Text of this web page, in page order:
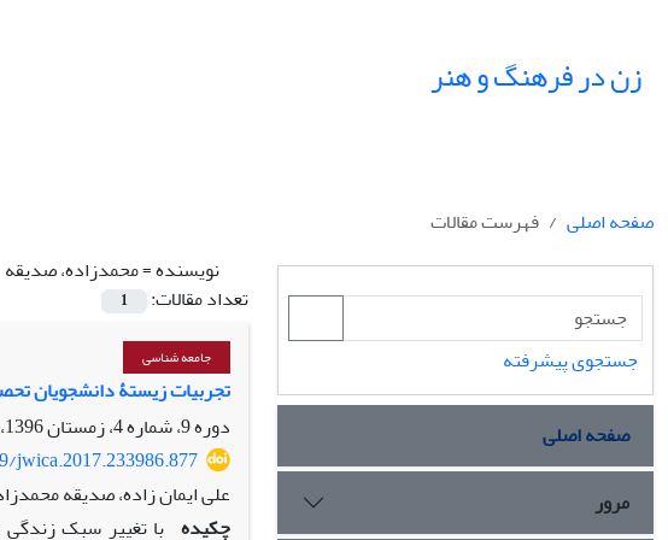
زن در فرهنگ و هنر
صفحه اصلی
فهرست مقالات
نویسنده =محمدزاده، صدیقه
تعداد مقالات:
1
جامعه شناسی
تجربیات زیستۀ دانشجویان
دوره 9، شماره 4، زمستان 1396، صفحه
jwica.2017.233986.877
علی ایمان زاده، صدیقه
چکیده با تغییر سبک
جستجوی پیشرفته
صفحه اصلی
مرور